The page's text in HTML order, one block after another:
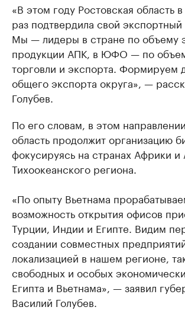
«В этом году Ростовская область
раз подтвердила свой экспортный
Мы — лидеры в стране по объему
продукции АПК, в ЮФО — по
торговли и экспорта. Формируем
общего экспорта округа», —
Голубев.
По его словам, в этом
область продолжит организацию
фокусируясь на странах Африки и
Тихоокеанского региона.
«По опыту Вьетнама
возможность открытия офисов
Турции, Индии и Египте. Видим
создании совместных
локализацией в нашем регионе,
свободных и особых
Египта и Вьетнама», — заявил
Василий Голубев.